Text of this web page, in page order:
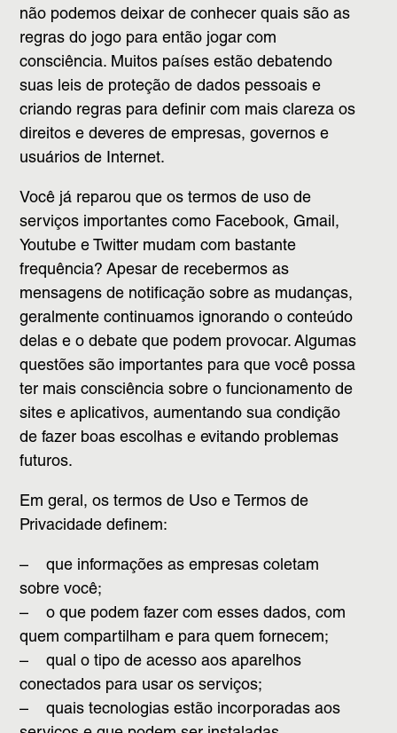
não podemos deixar de conhecer quais são as
regras do jogo para então jogar com
consciência. Muitos países estão debatendo
suas leis de proteção de dados pessoais e
criando regras para definir com mais clareza os
direitos e deveres de empresas, governos e
usuários de Internet.
Você já reparou que os termos de uso de
serviços importantes como Facebook, Gmail,
Youtube e Twitter mudam com bastante
frequência? Apesar de recebermos as
mensagens de notificação sobre as mudanças,
geralmente continuamos ignorando o conteúdo
delas e o debate que podem provocar. Algumas
questões são importantes para que você possa
ter mais consciência sobre o funcionamento de
sites e aplicativos, aumentando sua condição
de fazer boas escolhas e evitando problemas
futuros.
Em geral, os termos de Uso e Termos de
Privacidade definem:
– que informações as empresas coletam
sobre você;
– o que podem fazer com esses dados, com
quem compartilham e para quem fornecem;
– qual o tipo de acesso aos aparelhos
conectados para usar os serviços;
– quais tecnologias estão incorporadas aos